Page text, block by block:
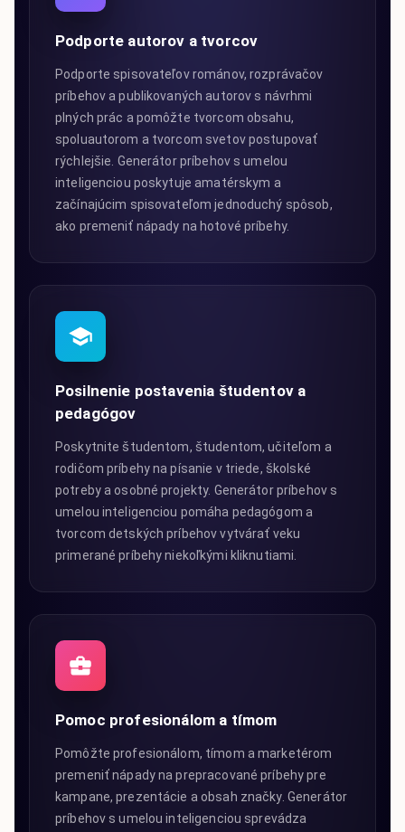
Podporte autorov a tvorcov
Podporte spisovateľov románov, rozprávačov
príbehov a publikovaných autorov s návrhmi
plných prác a pomôžte tvorcom obsahu,
spoluautorom a tvorcom svetov postupovať
rýchlejšie. Generátor príbehov s umelou
inteligenciou poskytuje amatérskym a
začínajúcim spisovateľom jednoduchý spôsob,
ako premeniť nápady na hotové príbehy.
Posilnenie postavenia študentov a
pedagógov
Poskytnite študentom, študentom, učiteľom a
rodičom príbehy na písanie v triede, školské
potreby a osobné projekty. Generátor príbehov s
umelou inteligenciou pomáha pedagógom a
tvorcom detských príbehov vytvárať veku
primerané príbehy niekoľkými kliknutiami.
Pomoc profesionálom a tímom
Pomôžte profesionálom, tímom a marketérom
premeniť nápady na prepracované príbehy pre
kampane, prezentácie a obsah značky. Generátor
príbehov s umelou inteligenciou sprevádza